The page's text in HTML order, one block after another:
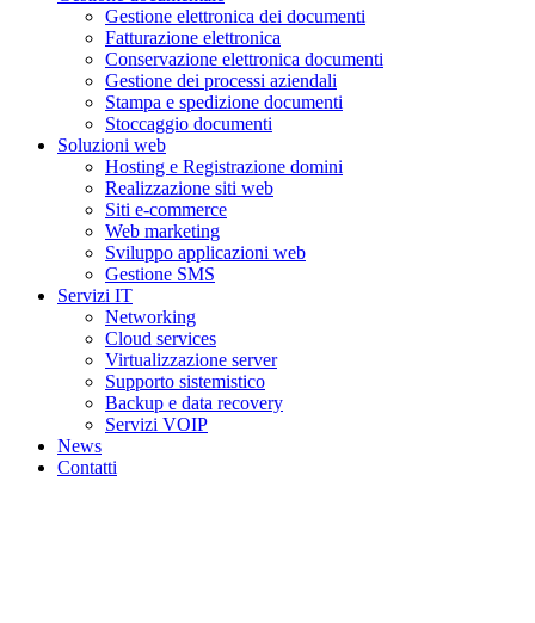
Gestione elettronica dei documenti
Fatturazione elettronica
Conservazione elettronica documenti
Gestione dei processi aziendali
Stampa e spedizione documenti
Stoccaggio documenti
Soluzioni web
Hosting e Registrazione domini
Realizzazione siti web
Siti e-commerce
Web marketing
Sviluppo applicazioni web
Gestione SMS
Servizi IT
Networking
Cloud services
Virtualizzazione server
Supporto sistemistico
Backup e data recovery
Servizi VOIP
News
Contatti